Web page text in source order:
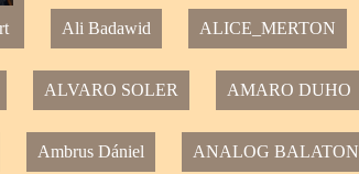
Ali Badawid ALICE_MERTON
ALVARO SOLER AMARO DUHO
Ambrus Dániel ANALOG BALATON